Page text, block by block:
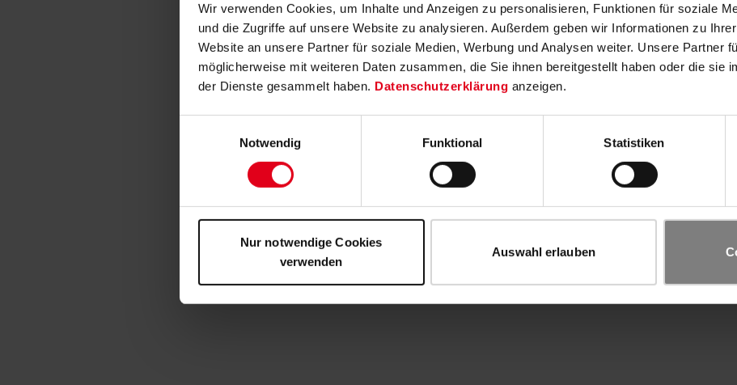
Wir verwenden Cookies, um Inhalte und Anzeigen zu personalisieren, Funktionen für soziale
und die Zugriffe auf unsere Website zu analysieren. Außerdem geben wir Informationen zu
Website an unsere Partner für soziale Medien, Werbung und Analysen weiter. Unsere Partner
möglicherweise mit weiteren Daten zusammen, die Sie ihnen bereitgestellt haben oder die sie
der Dienste gesammelt haben. Datenschutzerklärung anzeigen.
Notwendig
Funktional Statistiken
Nur notwendige Cookies
verwenden
Auswahl erlauben